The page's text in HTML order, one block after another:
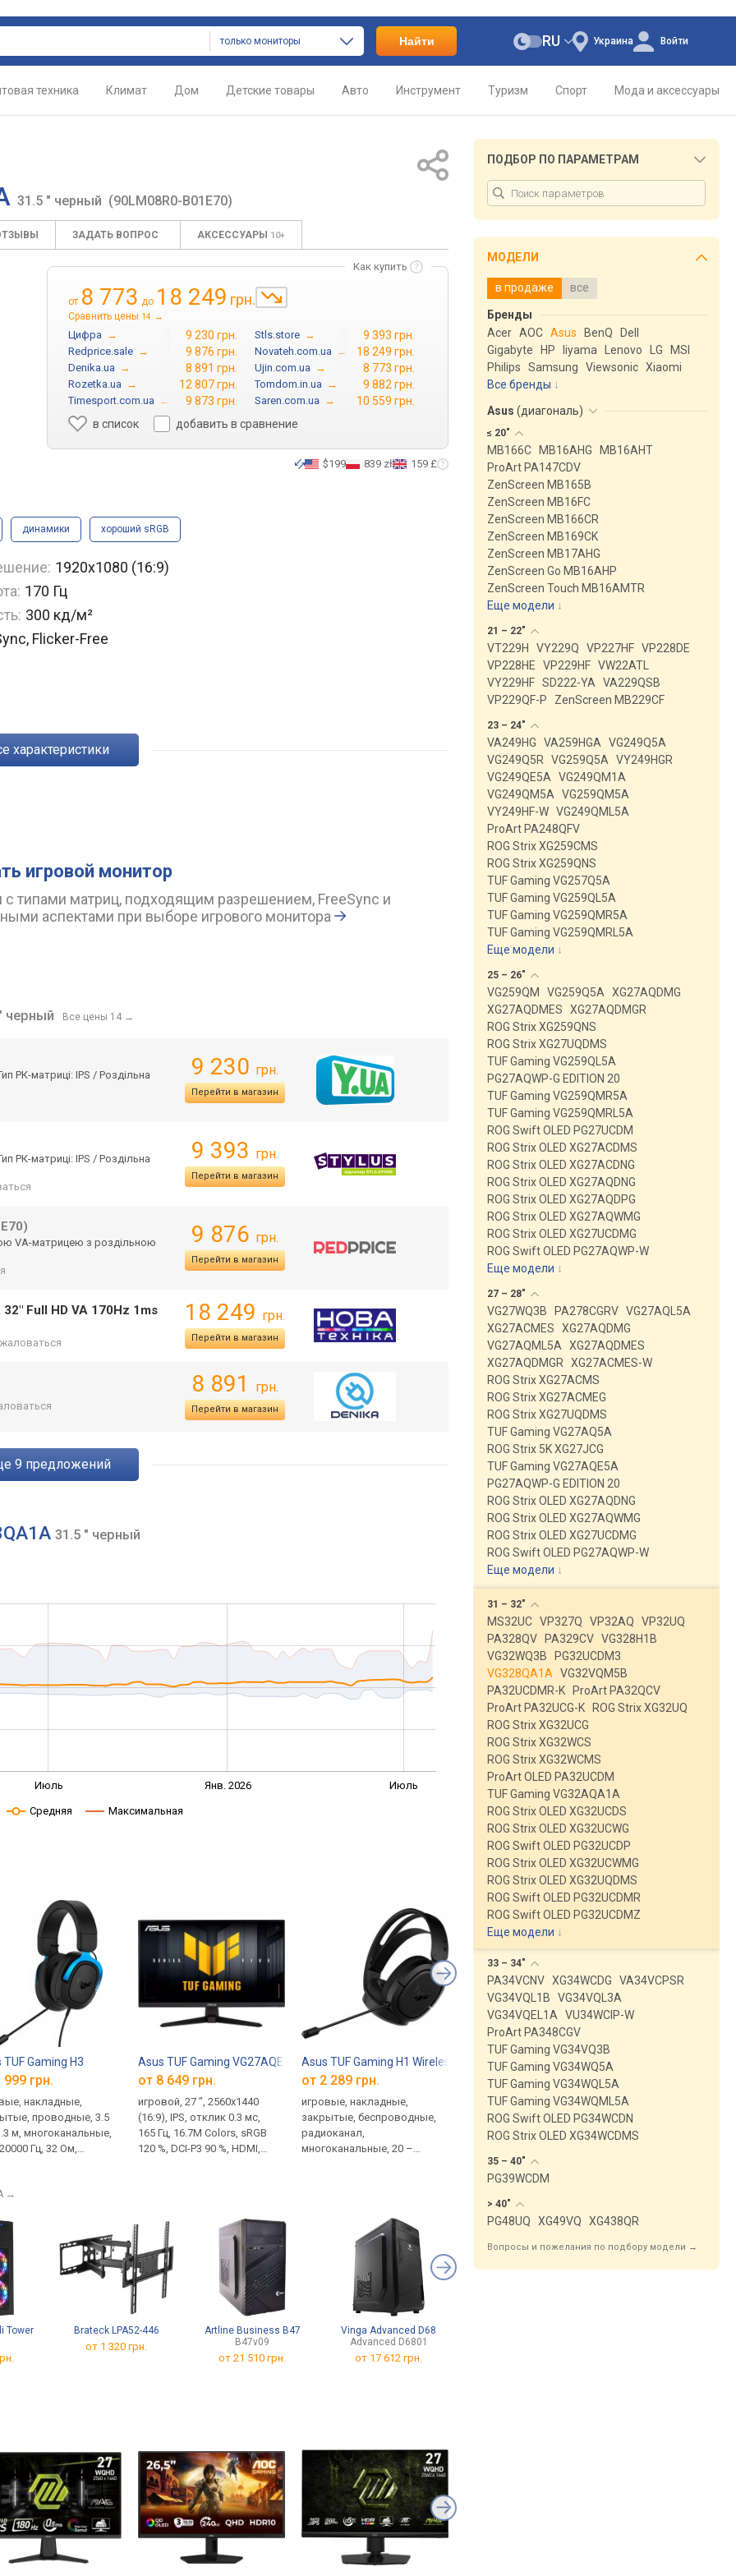
только мониторы Найти Украина
RU Войти
техника Климат Дом Детские товары Авто Инструмент Туризм Спорт Мода и аксессуары
31.5 " черный (90LM08R0-B01E70)
ЗАДАТЬ ВОПРОС АКСЕССУАРЫ 10+
Как купить
от 8 773 до 18 249 грн.
Сравнить цены 14 →
Цифра → 9 230 грн. Stls.store → 9 393 грн.
Redprice.sale → 9 876 грн. Novateh.com.ua → 18 249 грн.
Denika.ua → 8 891 грн. Ujin.com.ua → 8 773 грн.
Rozetka.ua → 12 807 грн. Tomdom.in.ua → 9 882 грн.
Timesport.com.ua → 9 873 грн. Saren.com.ua →
10 559 грн.
в список
добавить в сравнение
$199 839 zł 159 £
динамики хороший sRGB
1920x1080 (16:9)
170 Гц
300 кд/м²
Flicker-Free
характеристики
игровой монитор
с типами матриц, подходящим разрешением, FreeSync и
аспектами при выборе игрового монитора
черный Все цены 14 →
РК-матриці: IPS / Роздільна
9 230 грн.
Перейти в магазин
РК-матриці: IPS / Роздільна
9 393 грн.
Перейти в магазин
VA-матрицею з роздільною
9 876 грн.
Перейти в магазин
32" Full HD VA 170Hz 1ms
18 249 грн.
Перейти в магазин
8 891 грн.
Перейти в магазин
9 предложений
31.5 " черный
Июль Янв. 2026 Июль
Средняя Максимальная
TUF Gaming H3
999 грн.
накладные,
проводные, 3.5
м, многоканальные,
Гц, 32 Ом,
Asus TUF Gaming VG27AQE5A
от 8 649 грн.
игровой, 27 ", 2560x1440
(16:9), IPS, отклик 0.3 мс,
165 Гц, 16.7M Colors, sRGB
120 %, DCI-P3 90 %, HDMI,
Asus TUF Gaming H1 Wireless
от 2 289 грн.
игровые, накладные,
закрытые, беспроводные,
радиоканал,
многоканальные, 20 –
Asus TUF Gaming VG27AQL5A
от 10 140 грн.
игровой, 27 ", 2560x1440
(16:9), IPS, отклик 1 мс,
210 Гц, 10-bit (1.07B Colors),
HDMI, DisplayPort, динамики,
AMD FreeSync Premium, VESA
Rheinland
игровые, PlayStation
накладные,
проводные, USB-A, 2
→
Tower
Brateck LPA52-446
от 1 320 грн.
Artline Business B47
B47v09
от21 510 грн.
Vinga Advanced D68
Advanced D6801
от 17 612 грн.
ПОДБОР ПО ПАРАМЕТРАМ
МОДЕЛИ
в продаже все
Бренды
Acer AOC Asus BenQ
Dell
Gigabyte
HP Iiyama Lenovo LG
MSI
Philips
Samsung Viewsonic Xiaomi
Все бренды
Asus (диагональ)
≤ 20"
MB166C MB16AHG
MB16AHT
ProArt PA147CDV
ZenScreen MB165B
ZenScreen MB16FC
ZenScreen MB166CR
ZenScreen MB169CK
ZenScreen MB17AHG
ZenScreen Go MB16AHP
ZenScreen Touch MB16AMTR
Еще модели ↓
21 – 22"
VT229H VY229Q VP227HF VP228DE
VP228HE
VP229HF VW22ATL
VY229HF SD222-YA
VA229QSB
VP229QF-P
ZenScreen MB229CF
23 – 24"
VA249HG VA259HGA
VG249Q5A
VG249Q5R
VG259Q5A
VY249HGR
VG249QE5A
VG249QM1A
VG249QM5A
VG259QM5A
VY249HF-W VG249QML5A
ProArt PA248QFV
ROG Strix XG259CMS
ROG Strix XG259QNS
TUF Gaming VG257Q5A
TUF Gaming VG259QL5A
TUF Gaming VG259QMR5A
TUF Gaming VG259QMRL5A
Еще модели ↓
25 – 26"
VG259QM VG259Q5A
XG27AQDMG
XG27AQDMES
XG27AQDMGR
ROG Strix XG259QNS
ROG Strix XG27UQDMS
TUF Gaming VG259QL5A
PG27AQWP-G EDITION 20
TUF Gaming VG259QMR5A
TUF Gaming VG259QMRL5A
ROG Swift OLED PG27UCDM
ROG Strix OLED XG27ACDMS
ROG Strix OLED XG27ACDNG
ROG Strix OLED XG27AQDNG
ROG Strix OLED XG27AQDPG
ROG Strix OLED XG27AQWMG
ROG Strix OLED XG27UCDMG
ROG Swift OLED PG27AQWP-W
Еще модели ↓
27 – 28"
VG27WQ3B PA278CGRV VG27AQL5A
XG27ACMES
XG27AQDMG
VG27AQML5A
XG27AQDMES
XG27AQDMGR
XG27ACMES-W
ROG Strix XG27ACMS
ROG Strix XG27ACMEG
ROG Strix XG27UQDMS
TUF Gaming VG27AQ5A
ROG Strix 5K XG27JCG
TUF Gaming VG27AQE5A
PG27AQWP-G EDITION 20
ROG Strix OLED XG27AQDNG
ROG Strix OLED XG27AQWMG
ROG Strix OLED XG27UCDMG
ROG Swift OLED PG27AQWP-W
Еще модели ↓
31 – 32"
MS32UC VP327Q VP32AQ
VP32UQ
PA328QV
PA329CV VG328H1B
VG32WQ3B
PG32UCDM3
VG328QA1A
VG32VQM5B
PA32UCDMR-K
ProArt PA32QCV
ProArt PA32UCG-K
ROG Strix XG32UQ
ROG Strix XG32UCG
ROG Strix XG32WCS
ROG Strix XG32WCMS
ProArt OLED PA32UCDM
TUF Gaming VG32AQA1A
ROG Strix OLED XG32UCDS
ROG Strix OLED XG32UCWG
ROG Swift OLED PG32UCDP
ROG Strix OLED XG32UCWMG
ROG Strix OLED XG32UQDMS
ROG Swift OLED PG32UCDMR
ROG Swift OLED PG32UCDMZ
Еще модели ↓
33 – 34"
PA34VCNV XG34WCDG
VA34VCPSR
VG34VQL1B
VG34VQL3A
VG34VQEL1A
VU34WCIP-W
ProArt PA348CGV
TUF Gaming VG34VQ3B
TUF Gaming VG34WQ5A
TUF Gaming VG34WQL5A
TUF Gaming VG34WQML5A
ROG Swift OLED PG34WCDN
ROG Strix OLED XG34WCDMS
35 – 40"
PG39WCDM
> 40"
PG48UQ XG49VQ XG438QR
Вопросы и пожелания по подбору модели →